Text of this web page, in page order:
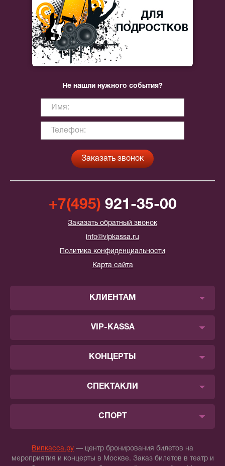
Не нашли нужного события?
+7(495) 921-35-00
Заказать обратный звонок
info@vipkassa.ru
Политика конфиденциальности
Карта сайта
КЛИЕНТАМ
VIP-KASSA
КОНЦЕРТЫ
СПЕКТАКЛИ
СПОРТ
Випкасса.ру — центр бронирования билетов на
мероприятия и концерты в Москве. Заказ билетов в театр и